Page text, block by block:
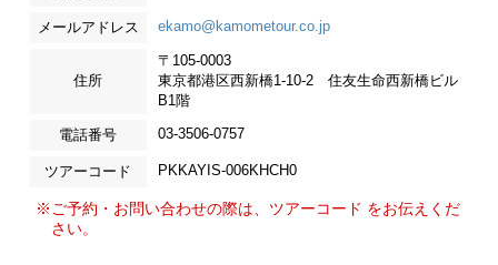
メールアドレス ekamo@kamometour.co.jp
住所
〒105-0003
東京都港区西新橋1-10-2 住友生命西新橋ビル
B1階
電話番号 03-3506-0757
ツアーコード PKKAYIS-006KHCH0
※ご予約・お問い合わせの際は、ツアーコード をお伝えくだ
さい。